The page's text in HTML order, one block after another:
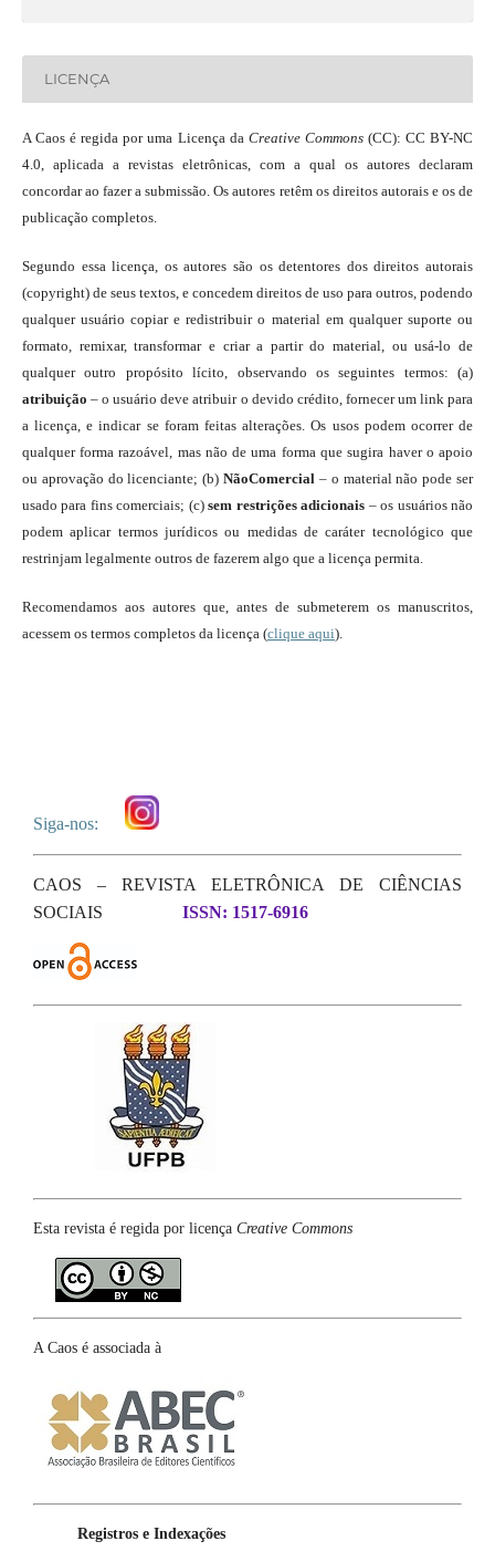
LICENÇA
A Caos é regida por uma Licença da Creative Commons(CC): CC BY-NC
4.0, aplicada a revistas eletrônicas, com a qual os autores declaram
concordar ao fazer a submissão. Os autores retêm os direitos autorais e os de
publicação completos.
Segundo essa licença, os autores são os detentores dos direitos autorais
(copyright) de seus textos, e concedem direitos de uso para outros, podendo
qualquer usuário copiar e redistribuir o material em qualquer suporte ou
formato, remixar, transformar e criar a partir do material, ou usá-lo de
qualquer outro propósito lícito, observando os seguintes termos: (a)
atribuição – o usuário deve atribuir o devido crédito, fornecer um link para
a licença, e indicar se foram feitas alterações. Os usos podem ocorrer de
qualquer forma razoável, mas não de uma forma que sugira haver o apoio
ou aprovação do licenciante; (b)NãoComercial – o material não pode ser
usado para fins comerciais; (c)sem restrições adicionais – os usuários não
podem aplicar termos jurídicos ou medidas de caráter tecnológico que
restrinjam legalmente outros de fazerem algo que a licença permita.
Recomendamos aos autores que, antes de submeterem os manuscritos,
acessem os termos completos da licença (clique aqui).
Siga-nos:
CAOS – REVISTA ELETRÔNICA DE CIÊNCIAS
SOCIAIS
ISSN: 1517-6916
Esta revista é regida por licença Creative Commons
A Caos é associada à
Registros e Indexações